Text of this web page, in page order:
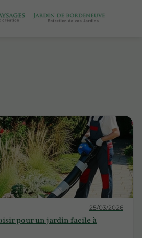
25/03/2026
pour un jardin facile à